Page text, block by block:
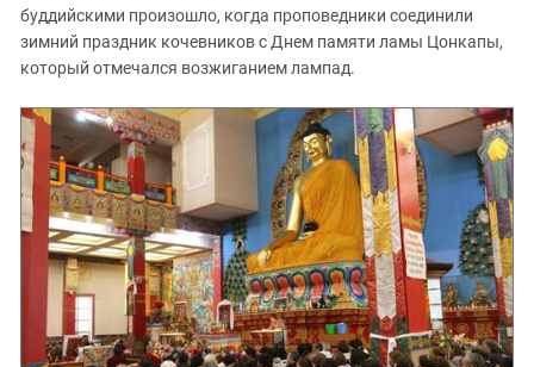
буддийскими произошло, когда проповедники соединили
зимний праздник кочевников с Днем памяти ламы Цонкапы,
который отмечался возжиганием лампад.